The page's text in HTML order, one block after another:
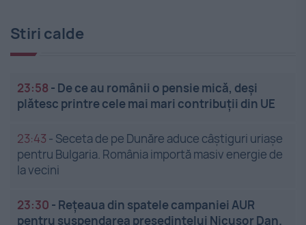
Stiri calde
23:58 - De ce au românii o pensie mică, deși
plătesc printre cele mai mari contribuții din UE
23:43 - Seceta de pe Dunăre aduce câștiguri uriașe
pentru Bulgaria. România importă masiv energie de
la vecini
23:30 - Rețeaua din spatele campaniei AUR
pentru suspendarea președintelui Nicușor Dan.